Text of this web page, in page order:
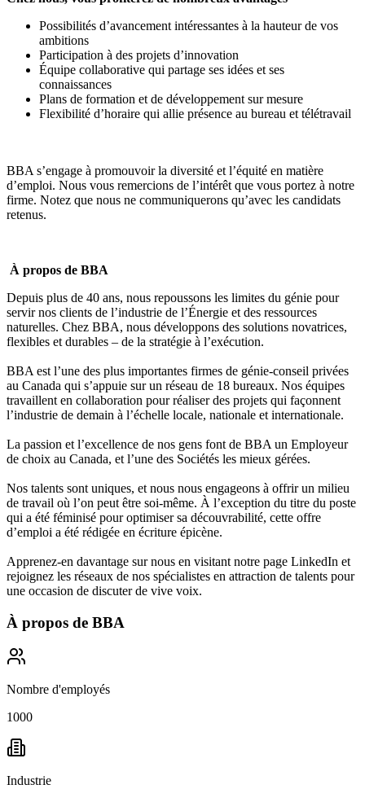
Possibilités d’avancement intéressantes à la hauteur de vos
ambitions
Participation à des projets d’innovation
Équipe collaborative qui partage ses idées et ses
connaissances
Plans de formation et de développement sur mesure
Flexibilité d’horaire qui allie présence au bureau et télétravail
BBA s’engage à promouvoir la diversité et l’équité en matière
d’emploi. Nous vous remercions de l’intérêt que vous portez à notre
firme. Notez que nous ne communiquerons qu’avec les candidats
retenus.
À propos de BBA
Depuis plus de 40 ans, nous repoussons les limites du génie pour
servir nos clients de l’industrie de l’Énergie et des ressources
naturelles. Chez BBA, nous développons des solutions novatrices,
flexibles et durables – de la stratégie à l’exécution.
BBA est l’une des plus importantes firmes de génie-conseil privées
au Canada qui s’appuie sur un réseau de 18 bureaux. Nos équipes
travaillent en collaboration pour réaliser des projets qui façonnent
l’industrie de demain à l’échelle locale, nationale et internationale.
La passion et l’excellence de nos gens font de BBA un Employeur
de choix au Canada, et l’une des Sociétés les mieux gérées.
Nos talents sont uniques, et nous nous engageons à offrir un milieu
de travail où l’on peut être soi-même. À l’exception du titre du poste
qui a été féminisé pour optimiser sa découvrabilité, cette offre
d’emploi a été rédigée en écriture épicène.
Apprenez-en davantage sur nous en visitant notre page LinkedIn et
rejoignez les réseaux de nos spécialistes en attraction de talents pour
une occasion de discuter de vive voix.
À propos de BBA
Nombre d'employés
1000
Industrie